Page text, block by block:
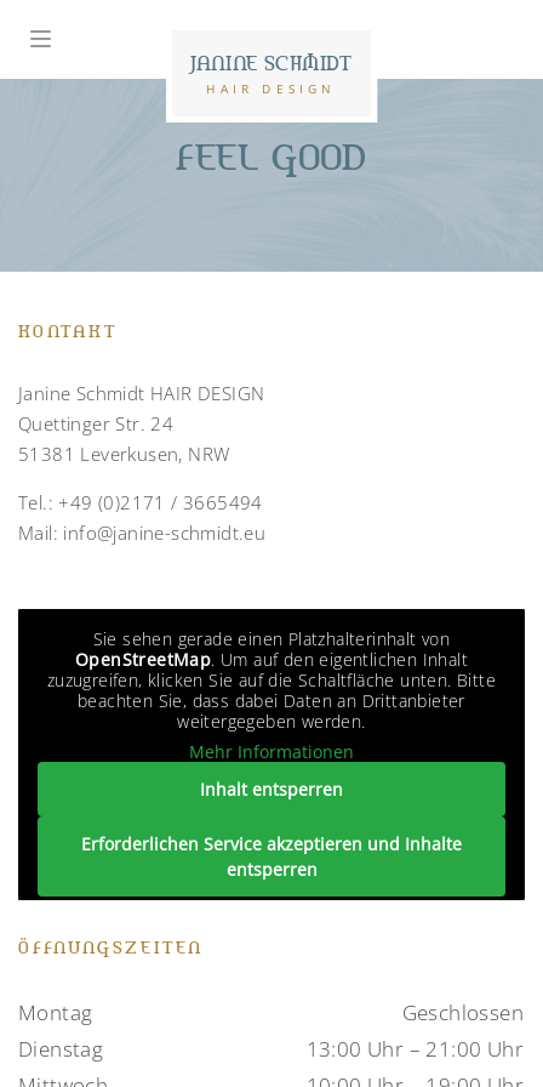
JANINE SCHMIDT
HAIR DESIGN
FEEL GOOD
KONTAKT
Janine Schmidt HAIR DESIGN
Quettinger Str. 24
51381 Leverkusen, NRW
Tel.:+49 (0)2171 / 3665494
Mail: info@janine-schmidt.eu
Sie sehen gerade einen Platzhalterinhalt von
OpenStreetMap. Um auf den eigentlichen Inhalt
zuzugreifen, klicken Sie auf die Schaltfläche unten. Bitte
beachten Sie, dass dabei Daten an Drittanbieter
weitergegeben werden.
Mehr Informationen
Inhalt entsperren
Erforderlichen Service akzeptieren und Inhalte
entsperren
ÖFFNUNGSZEITEN
Montag
Geschlossen
Dienstag
13:00 Uhr – 21:00 Uhr